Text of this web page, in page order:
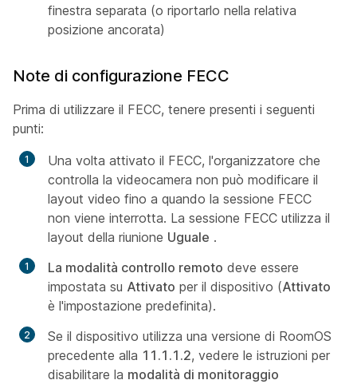
finestra separata (o riportarlo nella relativa
posizione ancorata)
Note di configurazione FECC
Prima di utilizzare il FECC, tenere presenti i seguenti
punti:
Una volta attivato il FECC, l'organizzatore che
controlla la videocamera non può modificare il
layout video fino a quando la sessione FECC
non viene interrotta. La sessione FECC utilizza il
layout della riunione Uguale .
La modalità controllo remoto deve essere
impostata su Attivato per il dispositivo (Attivato
è l'impostazione predefinita).
Se il dispositivo utilizza una versione di RoomOS
precedente alla 11.1.1.2, vedere le istruzioni per
disabilitare la modalità di monitoraggio